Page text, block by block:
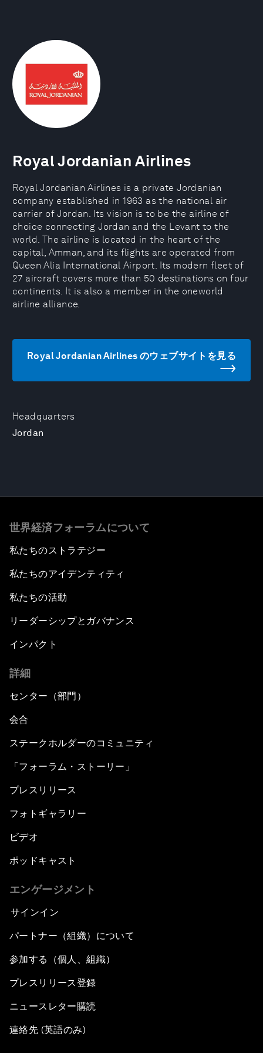
Headquarters
Jordan
Royal Jordanian Airlines
Royal Jordanian Airlines is a private Jordanian
company established in 1963 as the national air
carrier of Jordan. Its vision is to be the airline of
choice connecting Jordan and the Levant to the
world. The airline is located in the heart of the
capital, Amman, and its flights are operated from
Queen Alia International Airport. Its modern fleet of
27 aircraft covers more than 50 destinations on four
continents. It is also a member in the oneworld
airline alliance.
Royal Jordanian Airlines のウェブサイトを見る
世界経済フォーラムについて
私たちのストラテジー
私たちのアイデンティティ
私たちの活動
リーダーシップとガバナンス
インパクト
詳細
センター（部門）
会合
ステークホルダーのコミュニティ
「フォーラム・ストーリー」
プレスリリース
フォトギャラリー
ビデオ
ポッドキャスト
エンゲージメント
サインイン
パートナー（組織）について
参加する（個人、組織）
プレスリリース登録
ニュースレター購読
連絡先 (英語のみ)